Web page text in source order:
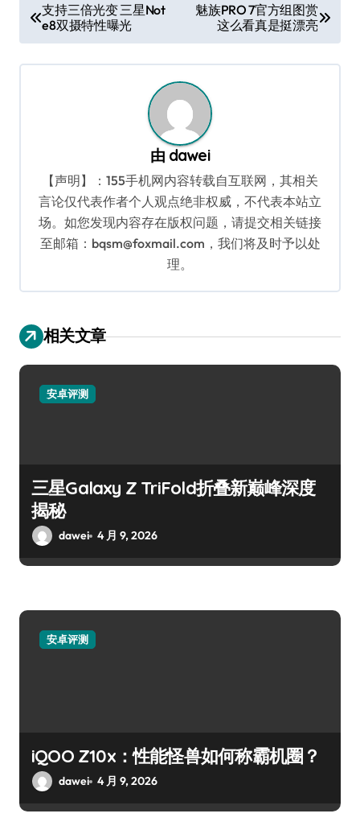
章
导
支持三倍光变 三星Not
e8双摄特性曝光
魅族PRO 7官方组图赏
这么看真是挺漂亮
由 dawei
【声明】：155手机网内容转载自互联网，其相关
言论仅代表作者个人观点绝非权威，不代表本站立
场。如您发现内容存在版权问题，请提交相关链接
至邮箱：bqsm@foxmail.com，我们将及时予以处
理。
相关文章
安卓评测
三星Galaxy Z TriFold折叠新巅峰深度
揭秘
dawei 4 月 9, 2026
安卓评测
iQOO Z10x：性能怪兽如何称霸机圈？
dawei 4 月 9, 2026